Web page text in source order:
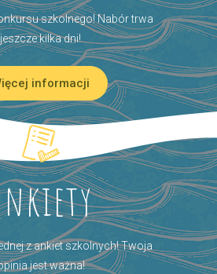
szkolnego! Nabór trwa
jeszcze kilka dni!
informacji
z ankiet szkolnych! Twoja
jest ważna!